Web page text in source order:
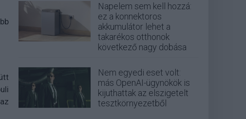
Napelem sem kell hozzá:
ez a konnektoros
akkumulátor lehet a
takarékos otthonok
következő nagy dobása
Nem egyedi eset volt:
más OpenAI-ügynökök is
kijuthattak az elszigetelt
tesztkörnyezetből